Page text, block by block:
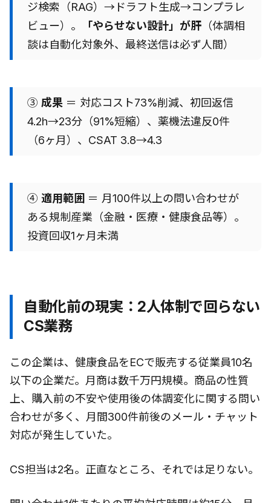
ジ検索（RAG）→ドラフト生成→コンプラレ
ビュー）。
「やらせない設計」が肝 （体調相
談は自動化対象外、最終送信は必ず人間）
③ 成果 ＝ 対応コスト73%削減、初回返信
4.2h→23分（91%短縮）、薬機法違反0件
（6ヶ月）、CSAT 3.8→4.3
④ 適用範囲 ＝ 月100件以上の問い合わせが
ある規制産業（金融・医療・健康食品等）。
投資回収1ヶ月未満
自動化前の現実：2人体制で回らない
CS業務
この企業は、健康食品をECで販売する従業員10名
以下の企業だ。月商は数千万円規模。商品の性質
上、購入前の不安や使用後の体調変化に関する問い
合わせが多く、月間300件前後のメール・チャット
対応が発生していた。
CS担当は2名。正直なところ、それでは足りない。